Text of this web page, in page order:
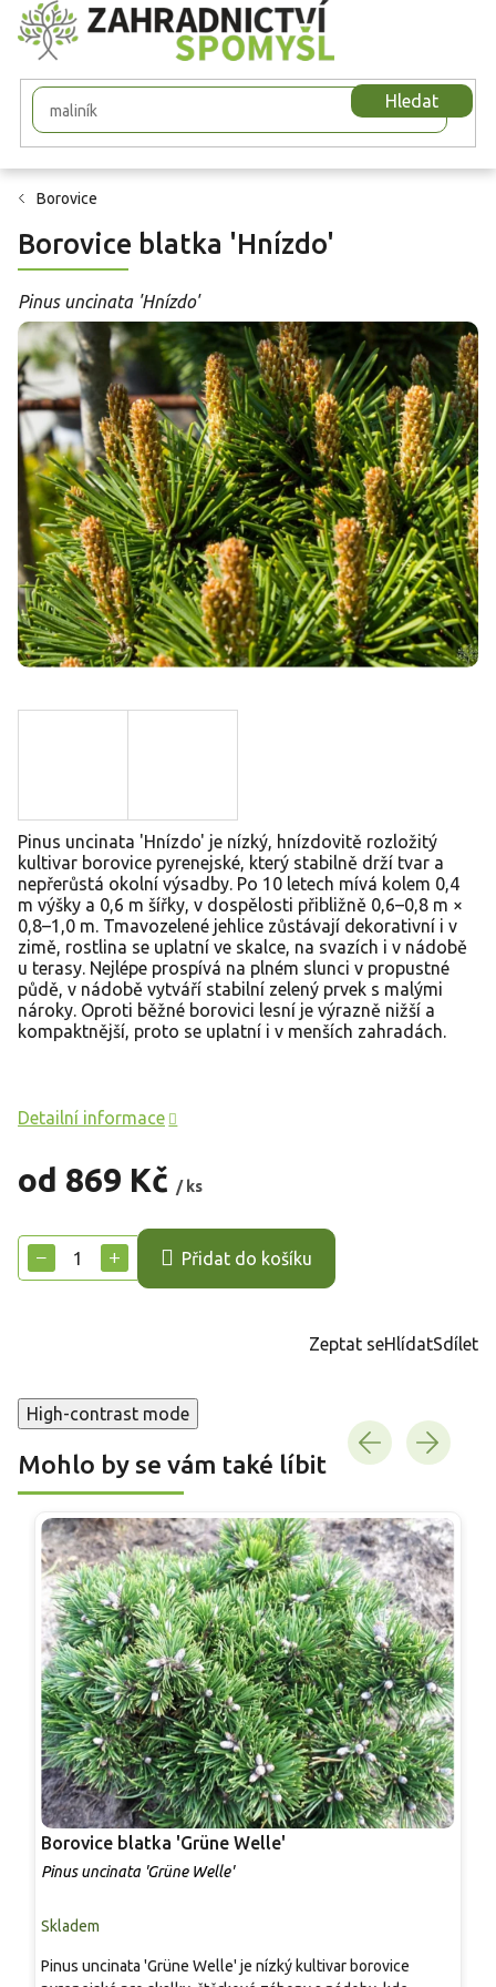
Přejít
na
obsah
Hledat
Borovice
Borovice blatka 'Hnízdo'
Pinus uncinata 'Hnízdo'
od 869 Kč / ks
cena:
+
− Přidat do košíku
Pinus uncinata 'Hnízdo' je nízký, hnízdovitě rozložitý
kultivar borovice pyrenejské, který stabilně drží tvar a
nepřerůstá okolní výsadby. Po 10 letech mívá kolem 0,4
m výšky a 0,6 m šířky, v dospělosti přibližně 0,6–0,8 m ×
0,8–1,0 m. Tmavozelené jehlice zůstávají dekorativní i v
zimě, rostlina se uplatní ve skalce, na svazích i v nádobě
u terasy. Nejlépe prospívá na plném slunci v propustné
půdě, v nádobě vytváří stabilní zelený prvek s malými
nároky. Oproti běžné borovici lesní je výrazně nižší a
kompaktnější, proto se uplatní i v menších zahradách.
Detailní informace
Zeptat seHlídatSdílet
High-contrast mode
Mohlo by se vám také líbit
Borovice blatka 'Grüne Welle'
Pinus uncinata 'Grüne Welle'
Skladem
Pinus uncinata 'Grüne Welle' je nízký kultivar borovice